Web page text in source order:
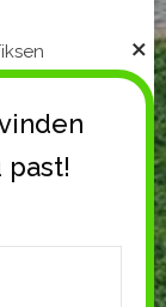
de
Mail
waar je
jouw